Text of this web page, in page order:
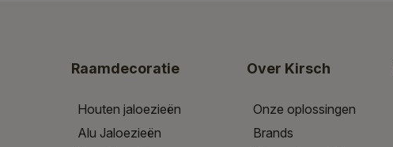
Raamdecoratie
Houten jaloezieën
Alu Jaloezieën
Over Kirsch
Onze oplossingen
Brands